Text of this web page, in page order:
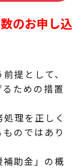
のお申し込
提として、
ための措置
理を正しく
のではあり
助金」の概